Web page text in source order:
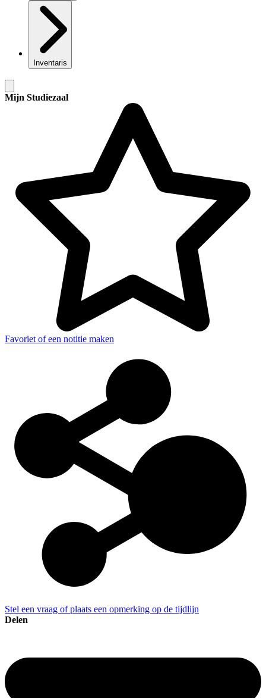
Inventaris
Mijn Studiezaal
Favoriet of een notitie maken
Stel een vraag of plaats een opmerking op de tijdlijn
Delen